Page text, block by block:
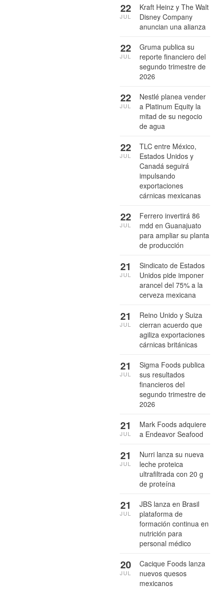
Kraft Heinz y The Walt
Disney Company
anuncian una alianza
22
JUL
Gruma publica su
reporte financiero del
segundo trimestre de
2026
22
JUL
Nestlé planea vender
a Platinum Equity la
mitad de su negocio
de agua
22
JUL
TLC entre México,
Estados Unidos y
Canadá seguirá
impulsando
exportaciones
cárnicas mexicanas
22
JUL
Ferrero invertirá 86
mdd en Guanajuato
para ampliar su planta
de producción
22
JUL
Sindicato de Estados
Unidos pide imponer
arancel del 75% a la
cerveza mexicana
21
JUL
Reino Unido y Suiza
cierran acuerdo que
agiliza exportaciones
cárnicas británicas
21
JUL
Sigma Foods publica
sus resultados
financieros del
segundo trimestre de
2026
21
JUL
Mark Foods adquiere
a Endeavor Seafood
21
JUL
Nurri lanza su nueva
leche proteica
ultrafiltrada con 20 g
de proteína
21
JUL
JBS lanza en Brasil
plataforma de
formación continua en
nutrición para
personal médico
21
JUL
Cacique Foods lanza
nuevos quesos
mexicanos
20
JUL